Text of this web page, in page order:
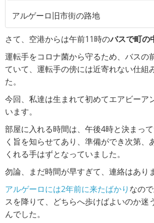
アルゲーロ旧市街の路地
さて、空港からは午前11時のバスで町の
運転手をコロナ菌から守るため、バスの
ていて、運転手の傍には近寄れない仕組
た。
今回、私達は生まれて初めてエアビーア
います。
部屋に入れる時間は、午後4時と決まっ
く旨を知らせてあり、準備ができ次第、
くれる手はずとなっていました。
勿論、まだ時間が早すぎて、連絡はあり
アルゲーロには2年前に来たばかり なの
スを降りて、どちらへ歩けばよいのか迷
んでした。